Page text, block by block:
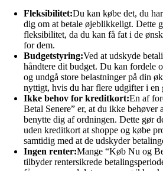
Fleksibilitet:Du kan købe det, du
dig om at betale øjeblikkeligt. Dette
fleksibilitet, da du kan få fat i de
for dem.
Budgetstyring:Ved at udskyde
håndtere dit budget. Du kan fordele
og undgå store belastninger på din
nyttigt, hvis du har flere udgifter i en
Ikke behov for kreditkort:En af
Betal Senere” er, at du ikke behøver
benytte dig af ordningen. Dette gør
uden kreditkort at shoppe og købe
samtidig med at de udskyder
Ingen renter:Mange “Køb Nu og
tilbyder rentersikrede